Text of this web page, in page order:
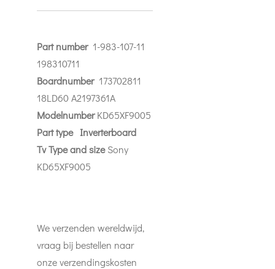
Part number 1-983-107-11
198310711
Boardnumber 173702811
18LD60 A2197361A
ModelnumberKD65XF9005
Parttype Inverterboard
Tv Type and sizeSony
KD65XF9005
We verzenden wereldwijd,
vraag bij bestellen naar
onze verzendingskosten